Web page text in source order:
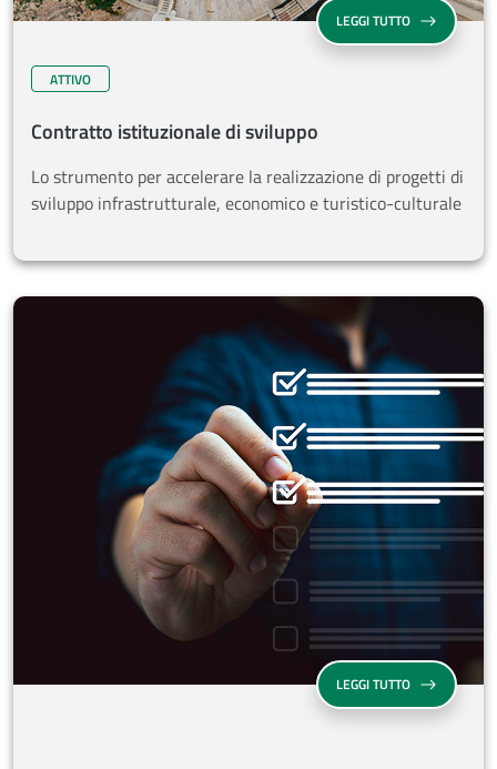
LEGGI TUTTOSU
ATTIVO
Contratto istituzionale di sviluppo
Lo strumento per accelerare la realizzazione di progetti di
sviluppo infrastrutturale, economico e turistico-culturale
LEGGI TUTTOSU IL